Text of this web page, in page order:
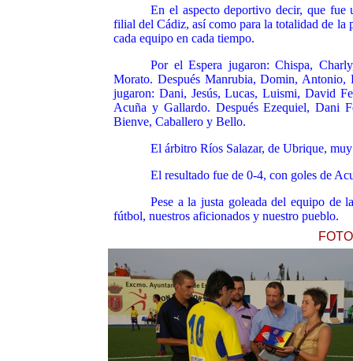
En el aspecto deportivo decir, que fue
filial del Cádiz, así como para la totalidad de la
cada equipo en cada tiempo.
Por el Espera jugaron: Chispa,
Morato. Después Manrubia, Domin,
jugaron: Dani, Jesús, Lucas, Luismi, David
Acuña y Gallardo. Después Ezequiel, Dani
Bienve, Caballero y Bello.
El árbitro Ríos Salazar, de Ubrique,
El resultado fue de 0-4, con goles de
Pese a la justa goleada del equipo de
fútbol, nuestros aficionados y nuestro pueblo.